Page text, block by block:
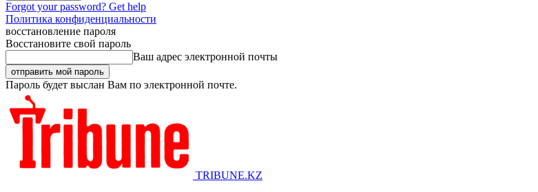
Forgot your password? Get help
Политика конфиденциальности
восстановление пароля
Восстановите свой пароль
Ваш адрес электронной почты
Пароль будет выслан Вам по электронной почте.
TRIBUNE.KZ